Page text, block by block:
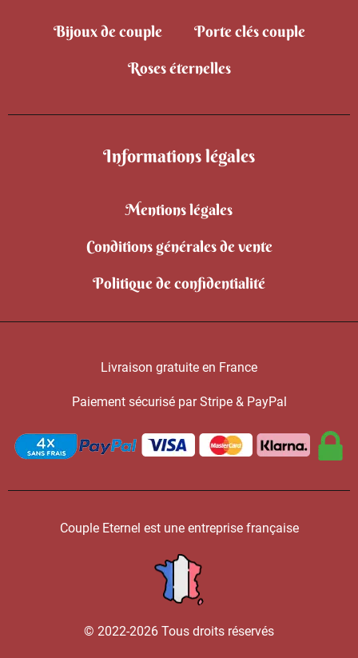
Bijoux de couple
Porte clés couple
Roses éternelles
Informations légales
Mentions légales
Conditions générales de vente
Politique de confidentialité
Livraison gratuite en France
Paiement sécurisé par Stripe & PayPal
Couple Eternel est une entreprise française
© 2022-2026 Tous droits réservés